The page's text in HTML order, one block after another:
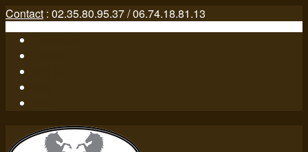
Contact : 02.35.80.95.37 / 06.74.18.81.13